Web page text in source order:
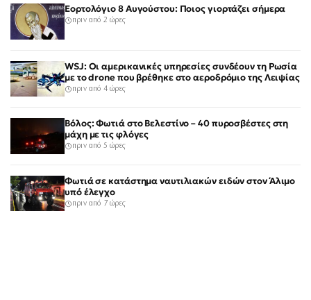
Εορτολόγιο 8 Αυγούστου: Ποιος γιορτάζει σήμερα
πριν από 2 ώρες
WSJ: Οι αμερικανικές υπηρεσίες συνδέουν τη Ρωσία
με το drone που βρέθηκε στο αεροδρόμιο της Λειψίας
πριν από 4 ώρες
Βόλος: Φωτιά στο Βελεστίνο – 40 πυροσβέστες στη
μάχη με τις φλόγες
πριν από 5 ώρες
Φωτιά σε κατάστημα ναυτιλιακών ειδών στον Άλιμο
υπό έλεγχο
πριν από 7 ώρες